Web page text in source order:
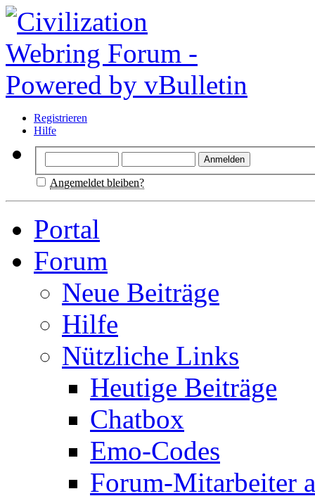
Registrieren
Hilfe
Angemeldet bleiben?
Portal
Forum
Neue Beiträge
Hilfe
Nützliche Links
Heutige Beiträge
Chatbox
Emo-Codes
Forum-Mitarbeiter